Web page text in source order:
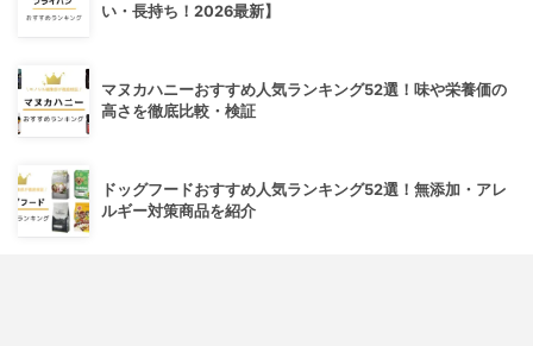
い・長持ち！2026最新】
マヌカハニーおすすめ人気ランキング52選！味や栄養価の
高さを徹底比較・検証
ドッグフードおすすめ人気ランキング52選！無添加・アレ
ルギー対策商品を紹介